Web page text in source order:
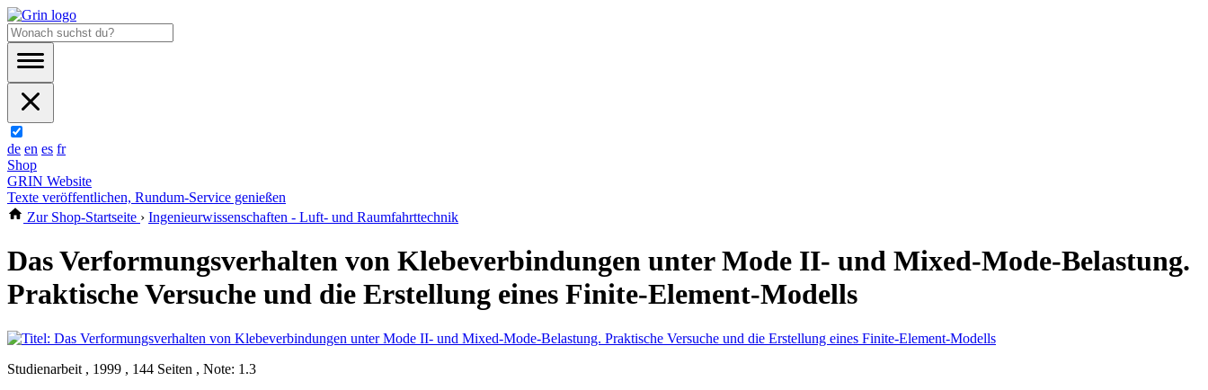
de en es fr
Shop
GRIN Website
Texte veröffentlichen, Rundum-Service genießen
Zur Shop-Startseite › Ingenieurwissenschaften - Luft- und Raumfahrttechnik
Das Verformungsverhalten von Klebeverbindungen unter Mode II- und Mixed-Mode-Belastung.
Praktische Versuche und die Erstellung eines Finite-Element-Modells
Studienarbeit , 1999 , 144 Seiten , Note: 1.3